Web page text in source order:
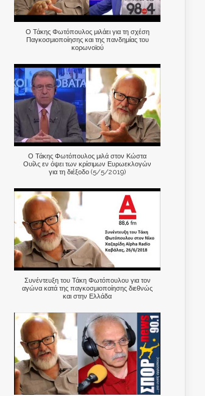
Ο Τάκης Φωτόπουλος μιλάει για τη σχέση
Παγκοσμιοποίησης και της πανδημίας του
κορωνοϊού
Ο Τάκης Φωτόπουλος μιλά στον Κώστα
Ουίλς εν όψει των κρίσιμων Ευρωεκλογών
για τη διέξοδο (5/5/2019)
Συνέντευξη του Τάκη Φωτόπουλου για τον
αγώνα κατά της παγκοσμιοποίησης διεθνώς
και στην Ελλάδα